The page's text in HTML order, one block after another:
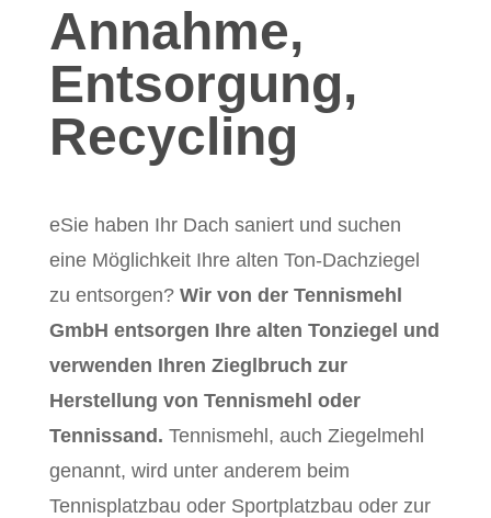
Annahme,
Entsorgung,
Recycling
eSie haben Ihr Dach saniert und suchen
eine Möglichkeit Ihre alten Ton-Dachziegel
zu entsorgen? Wir von der Tennismehl
GmbH entsorgen Ihre alten Tonziegel und
verwenden Ihren Zieglbruch zur
Herstellung von Tennismehl oder
Tennissand. Tennismehl, auch Ziegelmehl
genannt, wird unter anderem beim
Tennisplatzbau oder Sportplatzbau oder zur